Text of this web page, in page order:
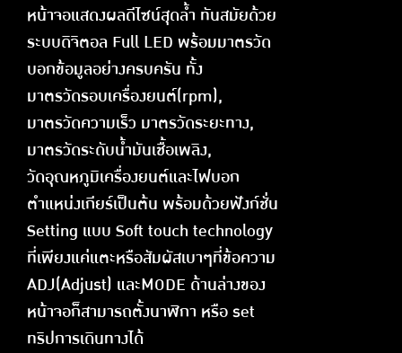
หน้าจอแสดงผลดีไซน์สุดล้ำ ทันสมัยด้วย
ระบบดิจิตอล Full LED พร้อมมาตรวัด
บอกข้อมูลอย่างครบครัน ทั้ง
มาตรวัดรอบเครื่องยนต์(rpm),
มาตรวัดความเร็ว มาตรวัดระยะทาง,
มาตรวัดระดับน้ำมันเชื้อเพลิง,
วัดอุณหภูมิเครื่องยนต์และไฟบอก
ตำแหน่งเกียร์เป็นต้น พร้อมด้วยฟังก์ชั่น
Setting แบบ Soft touch technology
ที่เพียงแค่แตะหรือสัมผัสเบาๆที่ข้อความ
ADJ(Adjust) และMODE ด้านล่างของ
หน้าจอก็สามารถตั้งนาฬิกา หรือ set
ทริปการเดินทางได้